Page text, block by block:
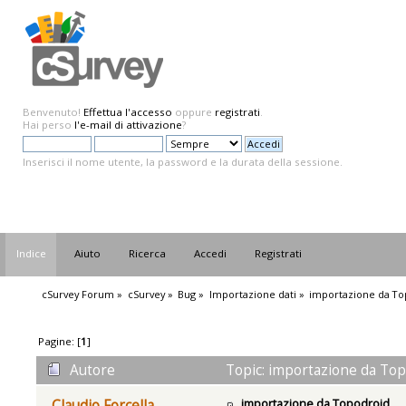
Benvenuto! Effettua l'accesso oppure registrati.
Hai perso l'e-mail di attivazione?
Inserisci il nome utente, la password e la durata della sessione.
Indice Aiuto Ricerca Accedi Registrati
cSurvey Forum » cSurvey» Bug » Importazione dati » importazione da
Pagine: [1]
Autore
Topic: importazione da